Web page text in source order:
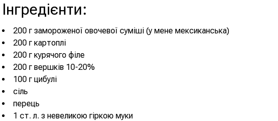
Інгредієнти:
200 г замороженої овочевої суміші (у мене мексиканська)
200 г картоплі
200 г курячого філе
200 г вершків 10-20%
100 г цибулі
сіль
перець
1 ст. л. з невеликою гіркою муки